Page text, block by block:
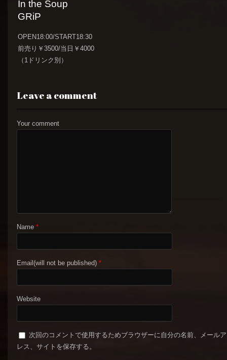
In the Soup
GRiP
OPEN18:00/START18:30
前売り￥3500/当日￥4000
（1ドリンク別）
Leave a comment
Your comment
Name *
Email(will not be published) *
Website
次回のコメントで使用するためブラウザーに自分の名前、メール
レス、サイトを保存する。